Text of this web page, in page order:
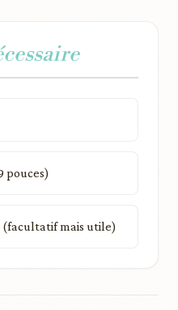
pouces)
mais utile)